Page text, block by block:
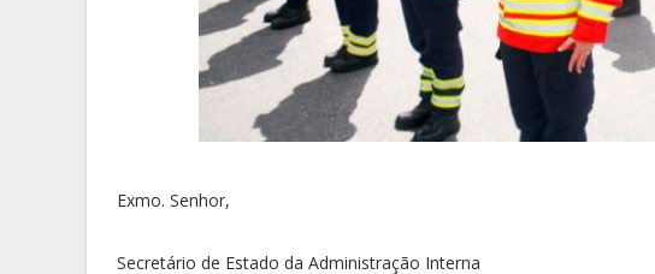
Exmo. Senhor,
Secretário de Estado da Administração Interna